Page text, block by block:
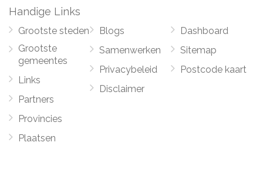
Handige Links
Grootste steden
Grootste
gemeentes
Links
Partners
Provincies
Plaatsen
Blogs
Samenwerken
Privacybeleid
Disclaimer
Dashboard
Sitemap
Postcode kaart